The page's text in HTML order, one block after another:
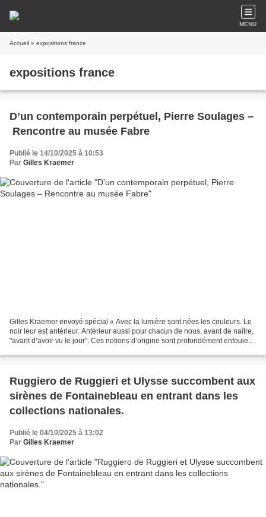
MENU
Accueil » expositions france
expositions france
D’un contemporain perpétuel, Pierre Soulages –
Rencontre au musée Fabre
Publié le 14/10/2025 à 10:53
Par Gilles Kraemer
Gilles Kraemer envoyé spécial « Avec la lumière sont nées les couleurs. Le
noir leur est antérieur. Antérieur aussi pour chacun de nous, avant de naître,
"avant d’avoir vu le jour". Ces notions d’origine sont profondément enfouies
Ruggiero de Ruggieri et Ulysse succombent aux
sirènes de Fontainebleau en entrant dans les
collections nationales.
Publié le 04/10/2025 à 13:02
Par Gilles Kraemer